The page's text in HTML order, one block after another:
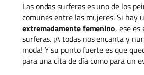
Las ondas surferas es uno de los
comunes entre las mujeres. Si hay
extremadamente femenino, ese es
surferas. ¡A todas nos encanta y
moda! Y su punto fuerte es que
para una cita de día como para un